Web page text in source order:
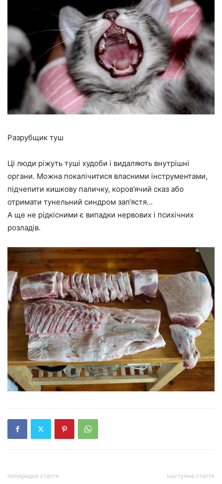
Разрубщик туш
Ці люди ріжуть туші худоби і видаляють внутрішні
органи. Можна покалічитися власними інструментами,
підчепити кишкову паличку, коров’ячий сказ або
отримати тунельний синдром зап’ястя…
А ще не рідкісними є випадки нервових і психічних
розладів.
попередня стаття наступна стаття